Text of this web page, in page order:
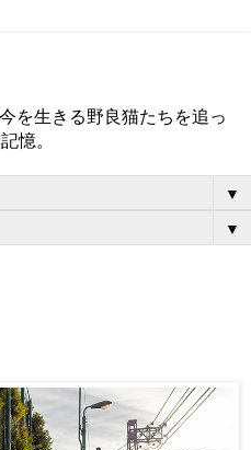
を生きる野良猫たちを追っ
憶。
▼
▼